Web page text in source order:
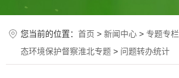
您当前的位置： 首页 > 新闻中心 > 专题专栏
态环境保护督察淮北专题 > 问题转办统计